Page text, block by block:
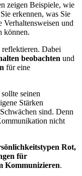
zeigen Beispiele, wie
erkennen, was Sie
und
können.
reflektieren. Dabei
beobachten und
für eine
seinen
Stärken
sind. Denn
nicht
Rot,
für
Kommunizieren.